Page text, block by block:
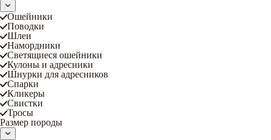
Ошейники
Поводки
Шлеи
Намордники
Светящиеся ошейники
Кулоны и адресники
Шнурки для адресников
Спарки
Кликеры
Свистки
Тросы
Размер породы